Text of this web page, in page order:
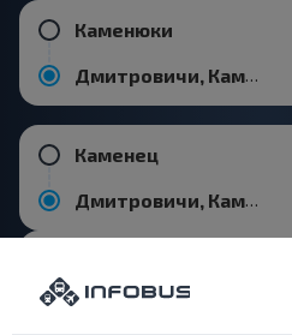
Каменюки
Дмитровичи, Каменецкий р-н БРЕСТСКАЯ ОБЛ.
Каменец
Дмитровичи, Каменецкий р-н БРЕСТСКАЯ ОБЛ.